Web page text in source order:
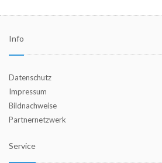
Info
Datenschutz
Impressum
Bildnachweise
Partnernetzwerk
Service